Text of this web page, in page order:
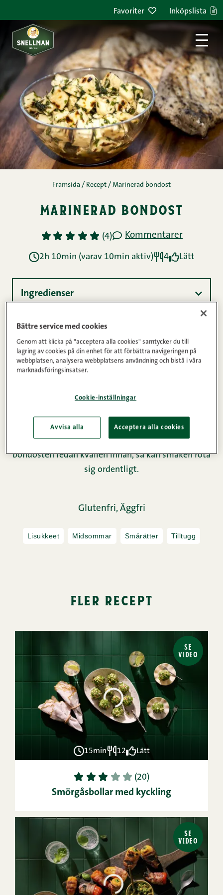
Favoriter Inköpslista
Framsida / Recept / Marinerad bondost
marinerad bondost
1 2 3 4 5 (4) Kommentarer
2h 10min (varav 10min aktiv) 4 Lätt
Ingredienser
Näringsinnehåll
kompanjon till vilken kötträtt som helst. Det bästa
slutresultatet får du när du gör marinaden för
bondosten redan kvällen innan, så kan smaken rota
sig ordentligt.
Glutenfri, Äggfri
Lisukkeet Midsommar Smårätter Tilltugg
fler recept
SE
VIDEO
15min 12 Lätt
1 2 3 4 5 (20)
Smörgåsbollar med kyckling
SE
VIDEO
Bättre service med cookies
Genom att klicka på "acceptera alla cookies" samtycker du till
lagring av cookies på din enhet för att förbättra navigeringen på
webbplatsen, analysera webbplatsens användning och bistå i våra
marknadsföringsinsatser.
Cookie-inställningar
Avvisa alla Acceptera alla cookies